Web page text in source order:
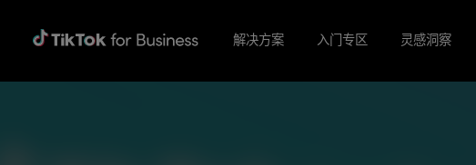
解决方案 入门专区 灵感洞察